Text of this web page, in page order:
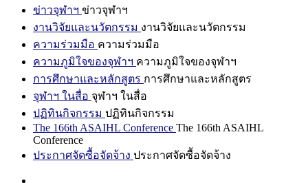
ข่าวจุฬาฯ ข่าวจุฬาฯ
งานวิจัยและนวัตกรรม งานวิจัยและนวัตกรรม
ความร่วมมือ ความร่วมมือ
ความภูมิใจของจุฬาฯ ความภูมิใจของจุฬาฯ
การศึกษาและหลักสูตร การศึกษาและหลักสูตร
จุฬาฯ ในสื่อ จุฬาฯ ในสื่อ
ปฏิทินกิจกรรม ปฏิทินกิจกรรม
The 166th ASAIHL Conference The 166th ASAIHL
Conference
ประกาศจัดซื้อจัดจ้าง ประกาศจัดซื้อจัดจ้าง